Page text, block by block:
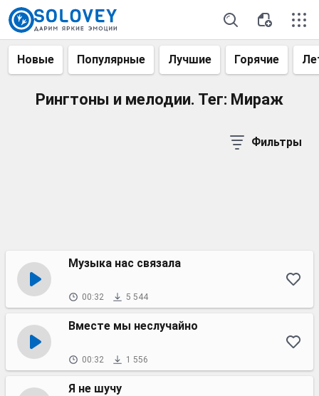
Новые Популярные Лучшие Горячие
Рингтоны и мелодии. Тег: Мираж
Фильтры
Музыка нас связала
00:32 5 544
Вместе мы неслучайно
00:32 1 556
Я не шучу